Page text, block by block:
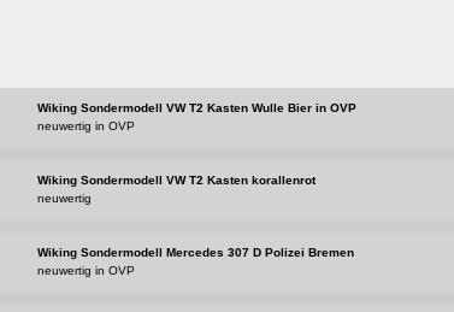
Wiking Sondermodell VW T2 Kasten Wulle Bier in OVP
neuwertig in OVP
Wiking Sondermodell VW T2 Kasten korallenrot
neuwertig
Wiking Sondermodell Mercedes 307 D Polizei Bremen
neuwertig in OVP